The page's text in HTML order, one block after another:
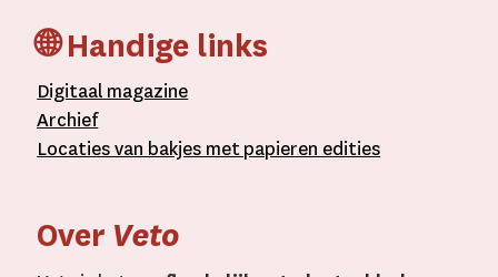
🌐 Handige links
Digitaal magazine
Archief
Locaties van bakjes metpapieren edities
Over Veto